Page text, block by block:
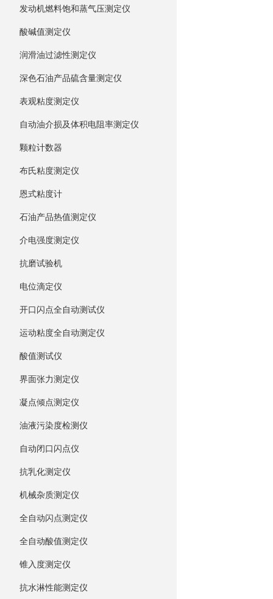
发动机燃料饱和蒸气压测定仪
酸碱值测定仪
润滑油过滤性测定仪
深色石油产品硫含量测定仪
表观粘度测定仪
自动油介损及体积电阻率测定仪
颗粒计数器
布氏粘度测定仪
恩式粘度计
石油产品热值测定仪
介电强度测定仪
抗磨试验机
电位滴定仪
开口闪点全自动测试仪
运动粘度全自动测定仪
酸值测试仪
界面张力测定仪
凝点倾点测定仪
油液污染度检测仪
自动闭口闪点仪
抗乳化测定仪
机械杂质测定仪
全自动闪点测定仪
全自动酸值测定仪
锥入度测定仪
抗水淋性能测定仪